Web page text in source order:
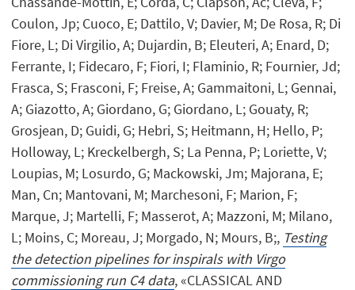
Coulon, Jp; Cuoco, E; Dattilo, V; Davier, M; De Rosa, R; Di
Fiore, L; Di Virgilio, A; Dujardin, B; Eleuteri, A; Enard, D;
Ferrante, I; Fidecaro, F; Fiori, I; Flaminio, R; Fournier, Jd;
Frasca, S; Frasconi, F; Freise, A; Gammaitoni, L; Gennai,
A; Giazotto, A; Giordano, G; Giordano, L; Gouaty, R;
Grosjean, D; Guidi, G; Hebri, S; Heitmann, H; Hello, P;
Holloway, L; Kreckelbergh, S; La Penna, P; Loriette, V;
Loupias, M; Losurdo, G; Mackowski, Jm; Majorana, E;
Man, Cn; Mantovani, M; Marchesoni, F; Marion, F;
Marque, J; Martelli, F; Masserot, A; Mazzoni, M; Milano,
L; Moins, C; Moreau, J; Morgado, N; Mours, B;, Testing
the detection pipelines for inspirals with Virgo
commissioning run C4 data, «CLASSICAL AND